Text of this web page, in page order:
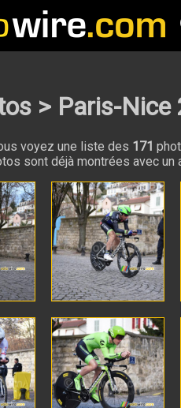
> Paris-
voyez une liste des 171
sont déjà montrées avec un